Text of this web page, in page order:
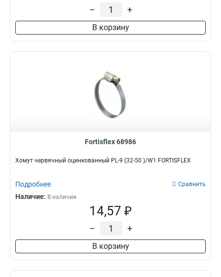
– +
В корзину
Fortisflex 68986
Хомут червячный оцинкованный PL-9 (32-50 )/W1 FORTISFLEX
Подробнее Сравнить
Наличие: В наличии
14,57 ₽
– +
В корзину